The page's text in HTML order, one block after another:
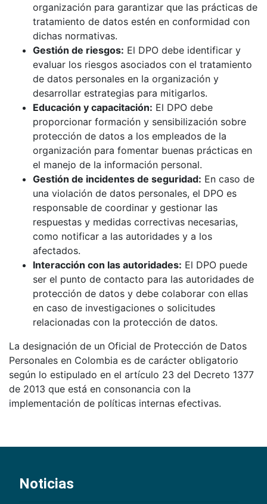
organización para garantizar que las prácticas de
tratamiento de datos estén en conformidad con
dichas normativas.
Gestión de riesgos: El DPO debe identificar y
evaluar los riesgos asociados con el tratamiento
de datos personales en la organización y
desarrollar estrategias para mitigarlos.
Educación y capacitación: El DPO debe
proporcionar formación y sensibilización sobre
protección de datos a los empleados de la
organización para fomentar buenas prácticas en
el manejo de la información personal.
Gestión de incidentes de seguridad: En caso de
una violación de datos personales, el DPO es
responsable de coordinar y gestionar las
respuestas y medidas correctivas necesarias,
como notificar a las autoridades y a los
afectados.
Interacción con las autoridades: El DPO puede
ser el punto de contacto para las autoridades de
protección de datos y debe colaborar con ellas
en caso de investigaciones o solicitudes
relacionadas con la protección de datos.
La designación de un Oficial de Protección de Datos
Personales en Colombia es de carácter obligatorio
según lo estipulado en el artículo 23 del Decreto 1377
de 2013 que está en consonancia con la
implementación de políticas internas efectivas.
Noticias